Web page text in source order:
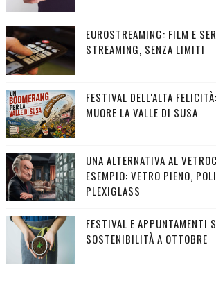
EUROSTREAMING: FILM E
STREAMING, SENZA LIMITI
FESTIVAL DELL'ALTA
MUORE LA VALLE DI SUSA
UNA ALTERNATIVA AL
ESEMPIO: VETRO PIENO,
PLEXIGLASS
FESTIVAL E APPUNTAMENTI
SOSTENIBILITÀ A OTTOBRE